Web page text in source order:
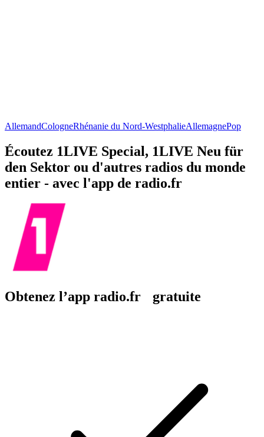
AllemandCologneRhénanie du Nord-WestphalieAllemagnePop
Écoutez 1LIVE Special, 1LIVE Neu für
den Sektor ou d'autres radios du monde
entier - avec l'app de radio.fr
Obtenez l’app radio.fr gratuite